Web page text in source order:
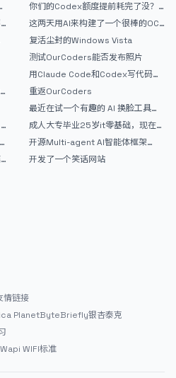
你们的Codex额度提前耗完了没？
戒断反应如何？
这两天用AI来构建了一个很棒的OC
论坛精华区
复活尘封的Windows Vista
测试OurCoders能否发布照片
用Claude Code和Codex写代码真
的爽，但是App怎么挣钱还是很难啊
重返OurCoders
最近在试一个有趣的 AI 换脸工具，
效果挺不错
成人大专毕业25岁it零基础，现在想
考软件设计师，有什么好的建议吗，
谢谢！
开源Multi-agent AI智能体框架
aevatar.ai，欢迎大家贡献代码
开发了一个笑话网站
情链接
PlanetByteBriefly银杏泰克
Wapi WIFI标准